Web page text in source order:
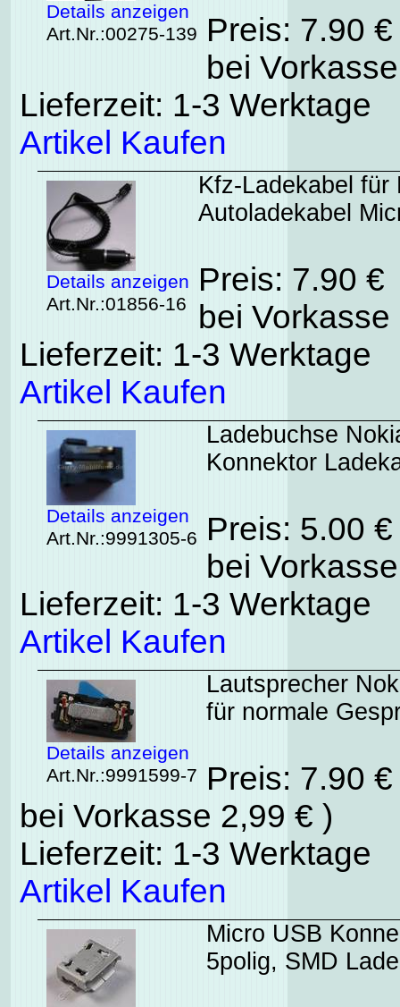
Details anzeigen
Art.Nr.:00275-139 Preis: 7.90
bei
Lieferzeit: 1-3 Werktage
Artikel Kaufen
Details anzeigen
Art.Nr.:01856-16
Kfz-Ladekabel für
Autoladekabel
Preis: 7.90
bei
Lieferzeit: 1-3 Werktage
Artikel Kaufen
Details anzeigen
Art.Nr.:9991305-6
Ladebuchse
Konnektor
Preis: 5.00
bei
Lieferzeit: 1-3 Werktage
Artikel Kaufen
Details anzeigen
Art.Nr.:9991599-7
Lautsprecher
für normale
Preis: 7.90
bei Vorkasse 2,99 € )
Lieferzeit: 1-3 Werktage
Artikel Kaufen
Micro USB
5polig, SMD